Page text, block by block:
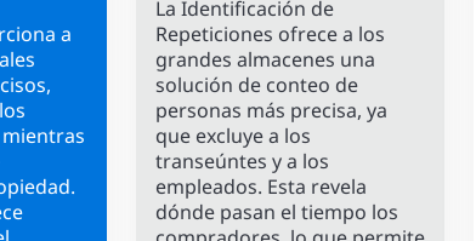
a
La Identificación de
Repeticiones ofrece a los
grandes almacenes una
solución de conteo de
personas más precisa, ya
que excluye a los
transeúntes y a los
empleados. Esta revela
dónde pasan el tiempo los